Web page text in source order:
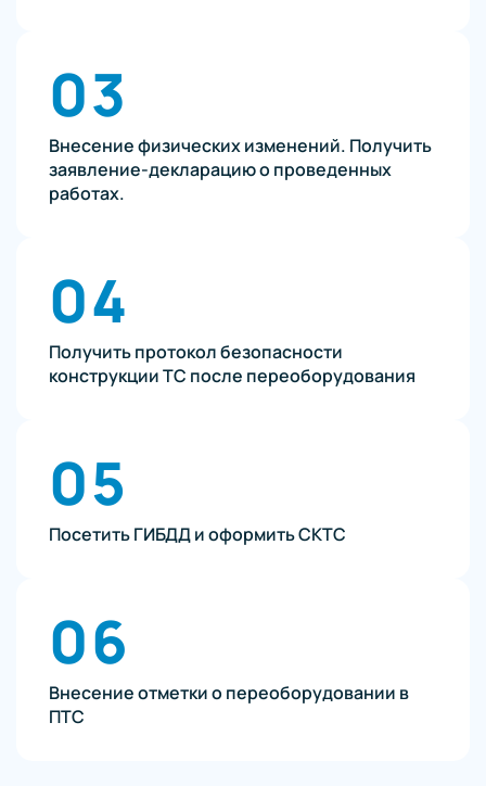
03
Внесение физических изменений. Получить
заявление-декларацию о проведенных
работах.
04
Получить протокол безопасности
конструкции ТС после переоборудования
05
Посетить ГИБДД и оформить СКТС
06
Внесение отметки о переоборудовании в
ПТС